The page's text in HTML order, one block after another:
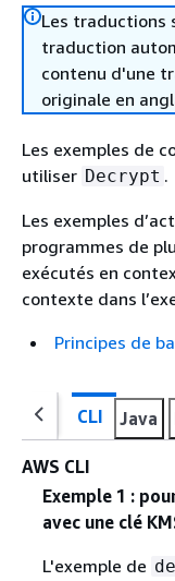
Les traductions
traduction
contenu d'une
originale en
Les exemples de
utiliser Decrypt .
Les exemples
programmes de
exécutés en
contexte dans
Principes de
CLI Java
AWS CLI
Exemple 1 :
avec une clé
L'exemple de